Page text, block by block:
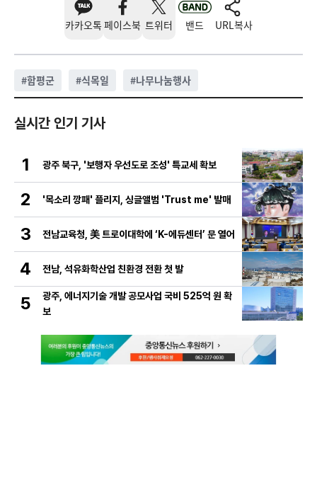
카카오톡 페이스북 트위터 밴드 URL복사
#함평군 #식목일 #나무나눔행사
실시간 인기 기사
1 광주 북구, '보행자 우선도로 조성' 특교세 확보
2 '목소리 깡패' 플리지, 싱글앨범 'Trust me' 발매
3 전남교육청, 美 트로이대학에 ‘K-에듀센터’ 문 열어
4 전남, 석유화학산업 친환경 전환 첫 발
5
광주, 에너지기술 개발 공모사업 국비 525억 원 확
보